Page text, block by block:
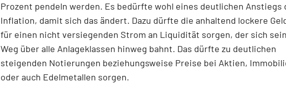
Prozent pendeln werden. Es bedürfte wohl eines deutlichen Anstiegs
Inflation, damit sich das ändert. Dazu dürfte die anhaltend lockere
für einen nicht versiegenden Strom an Liquidität sorgen, der sich
Weg über alle Anlageklassen hinweg bahnt. Das dürfte zu deutlichen
steigenden Notierungen beziehungsweise Preise bei Aktien,
oder auch Edelmetallen sorgen.